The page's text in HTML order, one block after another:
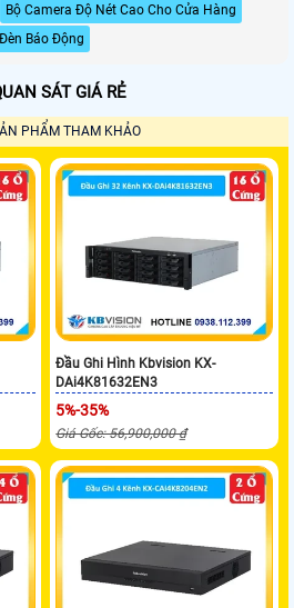
Bộ Camera Độ Nét Cao Cho Cửa Hàng
Báo Động
SÁT GIÁ RẺ
PHẨM THAM KHẢO
Đầu Ghi Hình Kbvision KX-
DAi4K81632EN3
5%-35%
Giá Gốc: 56,900,000 ₫